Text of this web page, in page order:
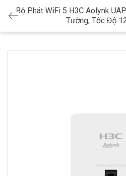
Bộ Phát WiFi 5 H3C Aolynk
Tường, Tốc Độ